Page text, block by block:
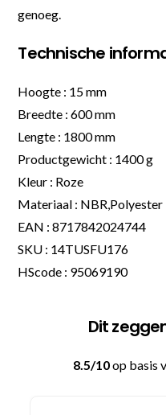
genoeg.
Technische
Hoogte : 15 mm
Breedte : 600 mm
Lengte : 1800 mm
Productgewicht : 1400 g
Kleur : Roze
Materiaal : NBR,Polyester
EAN : 8717842024744
SKU : 14TUSFU176
HScode : 95069190
Dit
8.5/10op basis